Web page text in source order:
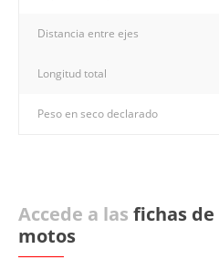
Distancia entre ejes
Longitud total
Peso en seco declarado
Accede a las fichas de
motos